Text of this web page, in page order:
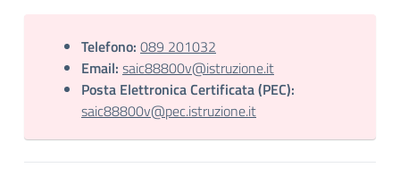
Telefono: 089 201032
Email: saic88800v@istruzione.it
Posta Elettronica Certificata (PEC):
saic88800v@pec.istruzione.it